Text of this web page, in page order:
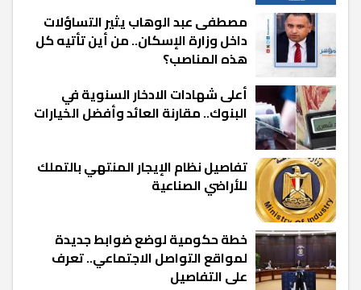
مصطفى عبد الوهاب يثير التساؤلات
داخل وزارة الإسكان.. من أين تأتيه كل
هذه المناصب؟
أعلى شهادات الادخار السنوية في
البنوك.. مقارنة العائد وأفضل الخيارات
تفاصيل نظام الإيجار المنتهي بالتملك
للأراضي الصناعية
خطة حكومية لوضع ضوابط جديدة
لمواقع التواصل الاجتماعي.. تعرف
على التفاصيل